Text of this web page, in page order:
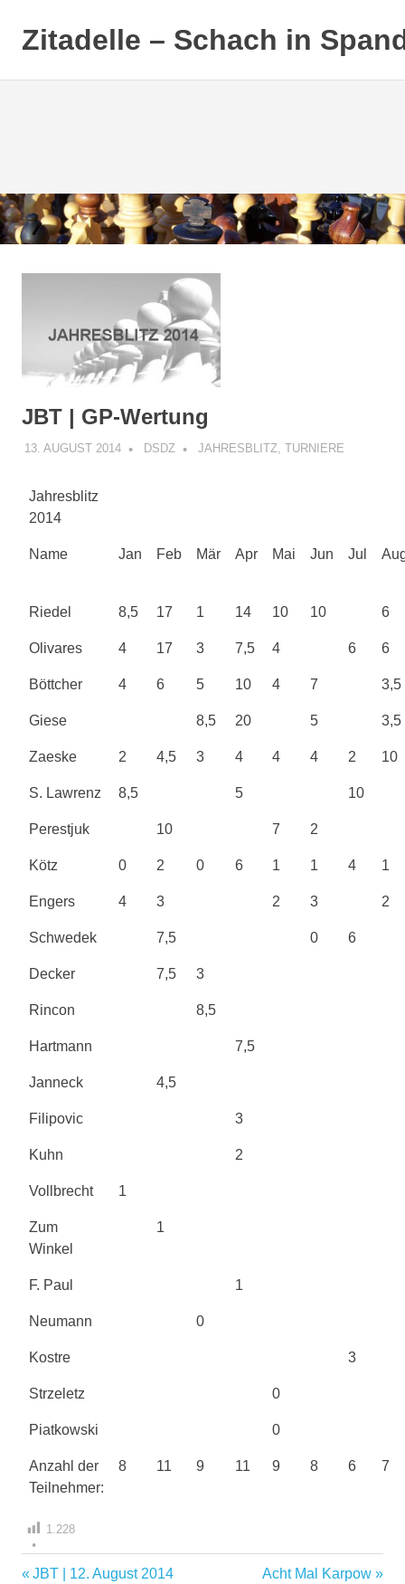
Zum
Inhalt
springen
Zitadelle – Schach in
JBT | GP-Wertung
13. AUGUST 2014 DSDZ JAHRESBLITZ TURNIERE
Jahresblitz
2014
Name Jan Feb Mär Apr Mai Jun Jul
Riedel 8,5 17 1 14 10 10 6
Olivares 4 17 3 7,5 4 6 6
Böttcher 4 6 5 10 4 7 3,5
Giese 8,5 20 5 3,5
Zaeske 2 4,5 3 4 4 4 2 10
S. Lawrenz 8,5 5 10
Perestjuk 10 7 2
Kötz 0 2 0 6 1 1 4 1
Engers 4 3 2 3 2
Schwedek 7,5 0 6
Decker 7,5 3
Rincon 8,5
Hartmann 7,5
Janneck 4,5
Filipovic 3
Kuhn 2
Vollbrecht 1
Zum
Winkel
1
F. Paul 1
Neumann 0
Kostre 3
Strzeletz 0
Piatkowski 0
Anzahl der
Teilnehmer:
8 11 9 11 9 8 6 7
1.228
Vorheriger
JBT | 12. August 2014
Nächster
Acht Mal Karpow